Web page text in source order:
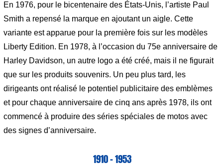
En 1976, pour le bicentenaire des États-Unis, l’artiste Paul
Smith a repensé la marque en ajoutant un aigle. Cette
variante est apparue pour la première fois sur les modèles
Liberty Edition. En 1978, à l’occasion du 75e anniversaire de
Harley Davidson, un autre logo a été créé, mais il ne figurait
que sur les produits souvenirs. Un peu plus tard, les
dirigeants ont réalisé le potentiel publicitaire des emblèmes
et pour chaque anniversaire de cinq ans après 1978, ils ont
commencé à produire des séries spéciales de motos avec
des signes d’anniversaire.
1910 – 1953